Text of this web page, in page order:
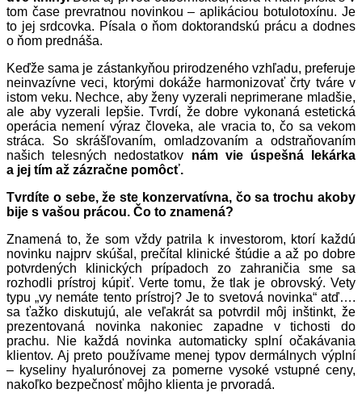
tom čase prevratnou novinkou – aplikáciou botulotoxínu. Je
to jej srdcovka. Písala o ňom doktorandskú prácu a dodnes
o ňom prednáša.
Keďže sama je zástankyňou prirodzeného vzhľadu, preferuje
neinvazívne veci, ktorými dokáže harmonizovať črty tváre v
istom veku. Nechce, aby ženy vyzerali neprimerane mladšie,
ale aby vyzerali lepšie. Tvrdí, že dobre vykonaná estetická
operácia nemení výraz človeka, ale vracia to, čo sa vekom
stráca. So skrášľovaním, omladzovaním a odstraňovaním
našich telesných nedostatkov nám vie úspešná lekárka
a jej tím až zázračne pomôcť.
Tvrdíte o sebe, že ste konzervatívna, čo sa trochu akoby
bije s vašou prácou. Čo to znamená?
Znamená to, že som vždy patrila k investorom, ktorí každú
novinku najprv skúšal, prečítal klinické štúdie a až po dobre
potvrdených klinických prípadoch zo zahraničia sme sa
rozhodli prístroj kúpiť. Verte tomu, že tlak je obrovský. Vety
typu „vy nemáte tento prístroj? Je to svetová novinka“ atď….
sa ťažko diskutujú, ale veľakrát sa potvrdil môj inštinkt, že
prezentovaná novinka nakoniec zapadne v tichosti do
prachu. Nie každá novinka automaticky splní očakávania
klientov. Aj preto používame menej typov dermálnych výplní
– kyseliny hyalurónovej za pomerne vysoké vstupné ceny,
nakoľko bezpečnosť môjho klienta je prvoradá.